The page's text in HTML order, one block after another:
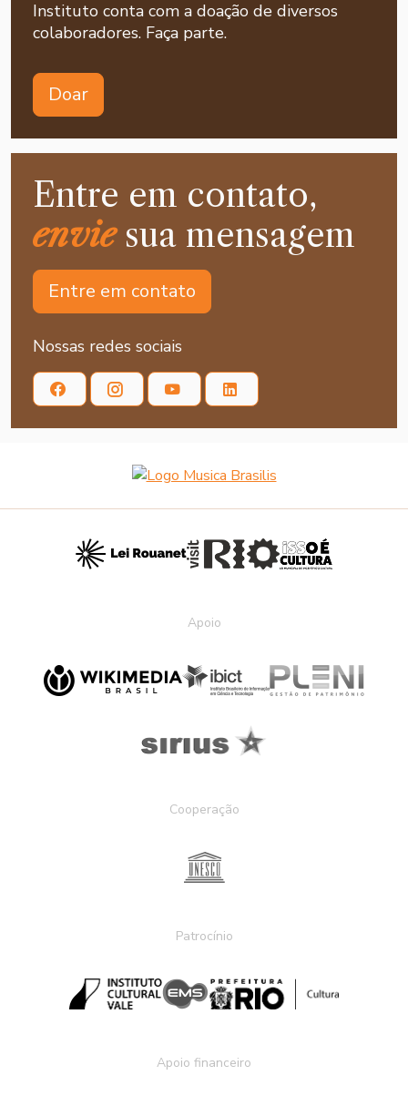
Instituto conta com a doação de diversos
colaboradores. Faça parte.
Doar
Entre em contato,
enviesua mensagem
Entre em contato
Nossas redes sociais
Apoio
Cooperação
Patrocínio
Apoio financeiro